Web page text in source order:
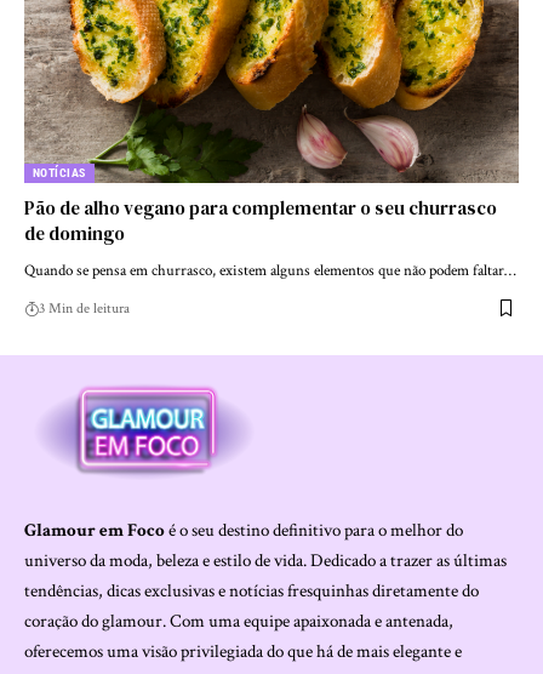
NOTÍCIAS
Pão de alho vegano para complementar o seu churrasco
de domingo
Quando se pensa em churrasco, existem alguns elementos que não podem faltar…
3 Min de leitura
Glamour em Focoé o seu destino definitivo para o melhor do
universo da moda, beleza e estilo de vida. Dedicado a trazer as últimas
tendências, dicas exclusivas e notícias fresquinhas diretamente do
coração do glamour. Com uma equipe apaixonada e antenada,
oferecemos uma visão privilegiada do que há de mais elegante e